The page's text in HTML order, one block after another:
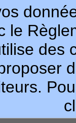
le
des